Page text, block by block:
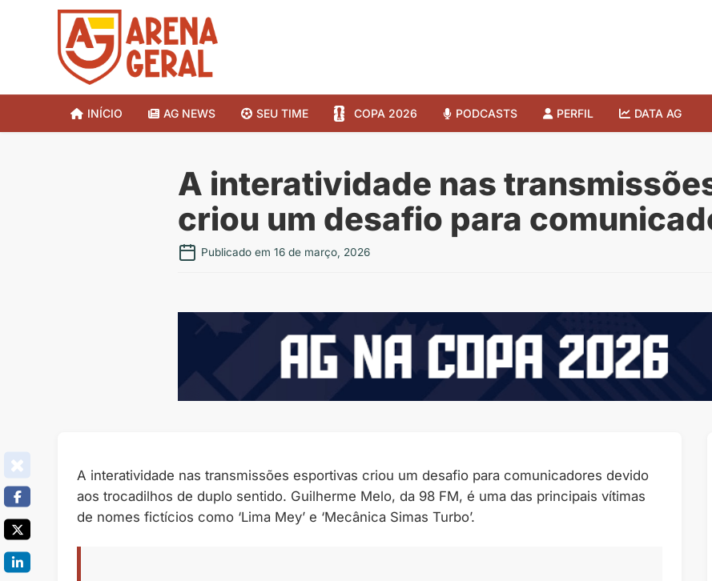
INÍCIO AG NEWS SEU TIME COPA 2026 PODCASTS PERFIL DATA AG
A interatividade nas
criou um desafio para
Publicado em 16 de março, 2026
A interatividade nas transmissões esportivas criou um desafio para comunicadores devido
aos trocadilhos de duplo sentido. Guilherme Melo, da 98 FM, é uma das principais vítimas
de nomes fictícios como ‘Lima Mey’ e ‘Mecânica Simas Turbo’.